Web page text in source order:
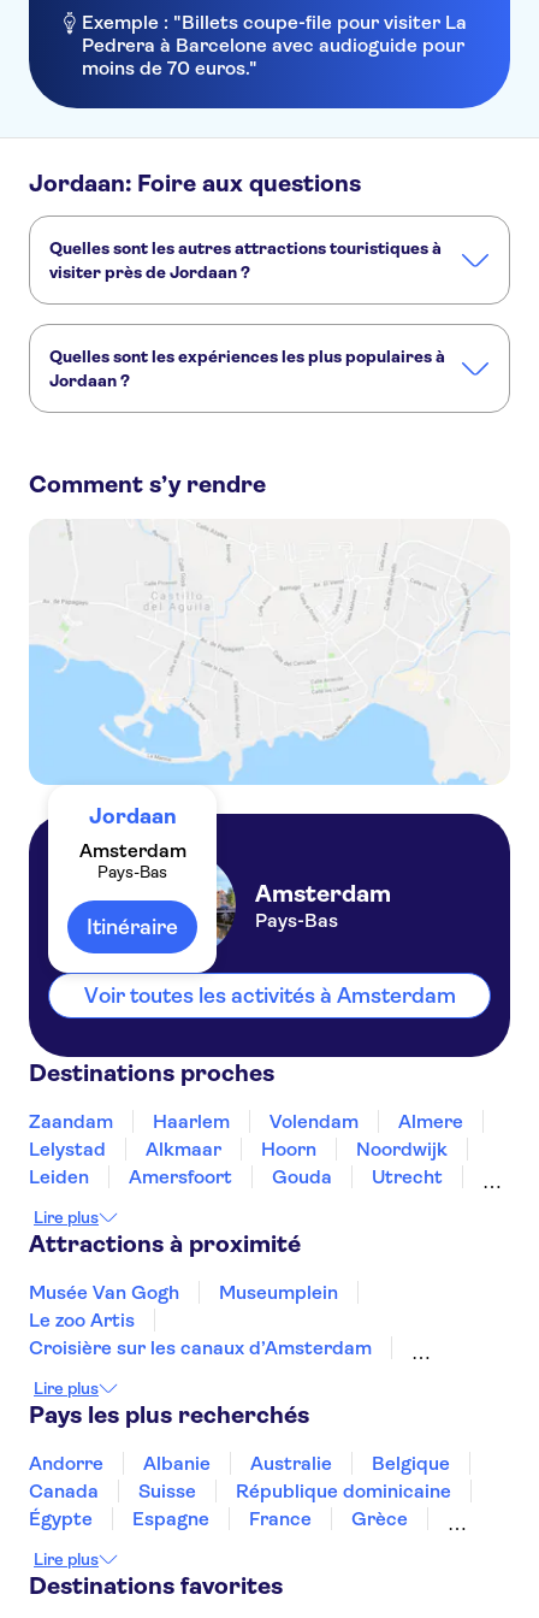
Exemple : "Billets coupe-file pour visiter La
Pedrera à Barcelone avec audioguide pour
moins de 70 euros."
Jordaan: Foire aux questions
Quelles sont les autres attractions touristiques à
visiter près de Jordaan ?
Musée Van Gogh
Vermeer aux Pays-Bas
Musée de la maison de Rembrandt
Quelles sont les expériences les plus populaires à
Jordaan ?
Visite à vélo de deux heures et demie à Amsterdam
Visites autonomes illimitées à Amsterdam
Comment s’y rendre
Jordaan
Amsterdam
Pays-Bas
Itinéraire
Amsterdam
Pays-Bas
Voir toutes les activités à Amsterdam
Destinations proches
Zaandam Haarlem Volendam
Almere
Lelystad
Alkmaar Hoorn
Noordwijk
Leiden
Amersfoort Gouda
Utrecht
Lire plus
Attractions à proximité
Musée Van Gogh
Museumplein
Le zoo Artis
Croisière sur les canaux d’Amsterdam
Musée de la maison de Rembrandt
Mauritshuis
Le musée maritime national
Micropia
The Upside Down
Our House
AMAZE
Remastered
Keukenhof
Musée STRAAT
Lire plus
Pays les plus recherchés
Andorre Albanie Australie
Belgique
Canada
Suisse
République dominicaine
Égypte
Espagne France
Grèce
Maroc
Malaisie Thaïlande
Turquie
Lire plus
Destinations favorites